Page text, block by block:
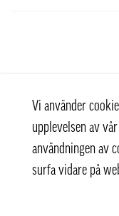
Vi använder
upplevelsen av
användningen av
surfa vidare på